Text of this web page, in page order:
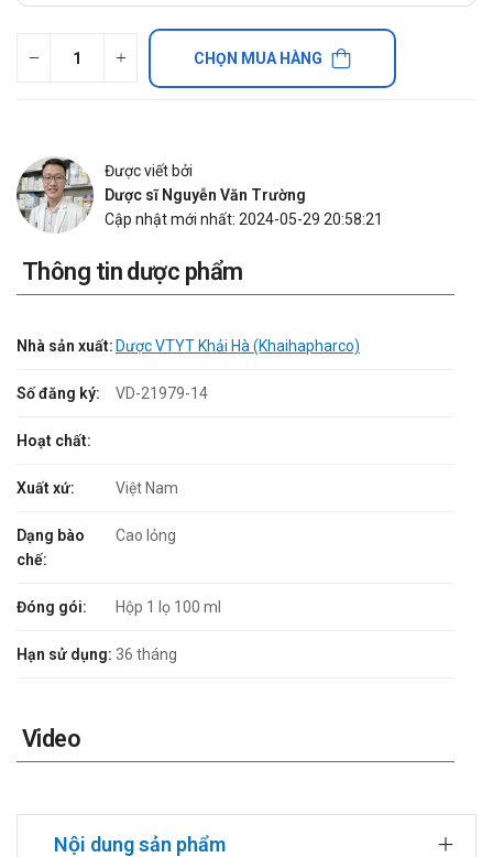
CHỌN MUA HÀNG
Được viết bởi
Dược sĩ Nguyễn Văn Trường
Cập nhật mới nhất: 2024-05-29 20:58:21
Thông tin dược phẩm
Nhà sản xuất: Dược VTYT Khải Hà (Khaihapharco)
Số đăng ký: VD-21979-14
Hoạt chất:
Xuất xứ: Việt Nam
Dạng bào
chế:
Cao lỏng
Đóng gói: Hộp 1 lọ 100 ml
Hạn sử dụng: 36 tháng
Video
Nội dung sản phẩm